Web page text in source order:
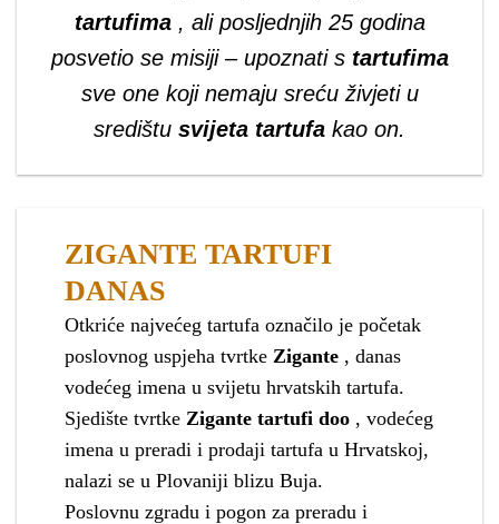
tartufima, ali posljednjih 25 godina
posvetio se misiji – upoznati s tartufima
sve one koji nemaju sreću živjeti u
središtu svijeta tartufa kao on.
ZIGANTE TARTUFI
DANAS
Otkriće najvećeg tartufa označilo je početak
poslovnog uspjeha tvrtke Zigante , danas
vodećeg imena u svijetu hrvatskih tartufa.
Sjedište tvrtke Zigante tartufi doo , vodećeg
imena u preradi i prodaji tartufa u Hrvatskoj,
nalazi se u Plovaniji blizu Buja.
Poslovnu zgradu i pogon za preradu i